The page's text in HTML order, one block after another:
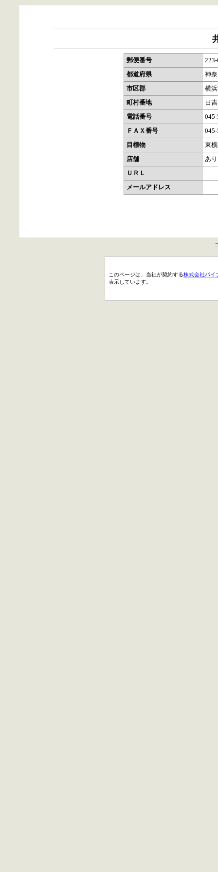
郵便番号
都道府県
神
市区郡
横
町村番地
日
電話番号
ＦＡＸ番号
目標物
東
店舗
あり
ＵＲＬ
メールアドレス
このページは、当社が契約する株式会社パイ
表示しています。